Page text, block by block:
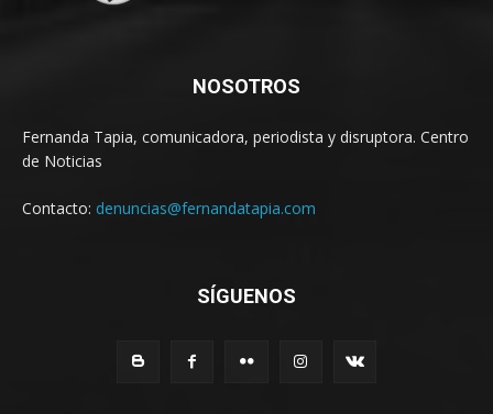
NOSOTROS
Fernanda Tapia, comunicadora, periodista y disruptora. Centro
de Noticias
Contacto: denuncias@fernandatapia.com
SÍGUENOS